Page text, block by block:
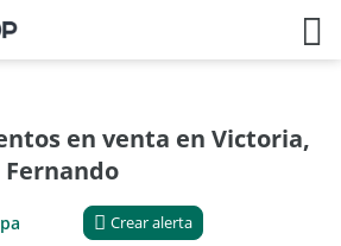
en venta en Victoria,
Crear alerta